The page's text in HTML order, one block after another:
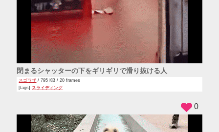
閉まるシャッターの下をギリギリで滑り抜ける人
スゴワザ / 795 KB / 20 frames
[tags] スライディング
0